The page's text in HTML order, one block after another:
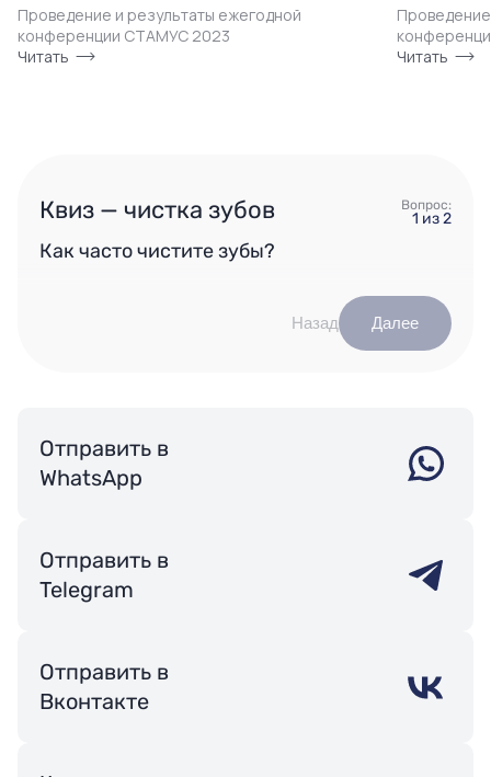
Проведение и результаты ежегодной
конференции СТАМУС 2023
Читать
Читать
Квиз — чистка зубов Вопрос:
1 из 2
Как часто чистите зубы?
Назад Далее
Отправить в
WhatsApp
Отправить в
Telegram
Отправить в
Вконтакте